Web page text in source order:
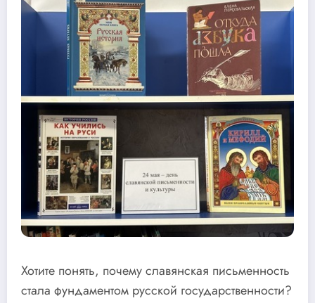
Хотите понять, почему славянская письменность
стала фундаментом русской государственности?